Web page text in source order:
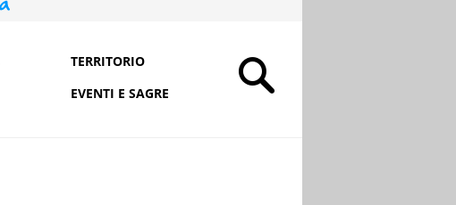
TERRITORIO
EVENTI E SAGRE